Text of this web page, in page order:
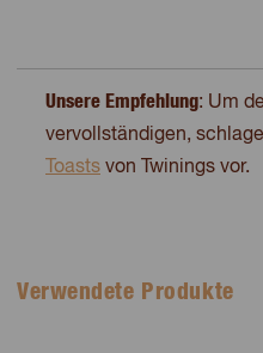
Unsere Empfehlung: Um
vervollständigen,
Toasts von Twinings vor.
Verwendete Produkte